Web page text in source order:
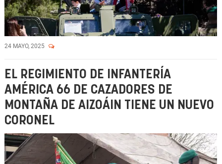
24 MAYO, 2025
EL REGIMIENTO DE INFANTERÍA
AMÉRICA 66 DE CAZADORES DE
MONTAÑA DE AIZOÁIN TIENE UN NUEVO
CORONEL